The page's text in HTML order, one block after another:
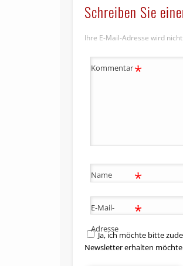
Schreiben Sie
Ihre E-Mail-Adresse wird
Kommentar*
Name *
E-Mail-
Adresse
*
Ja, ich möchte bitte
Newsletter erhalten